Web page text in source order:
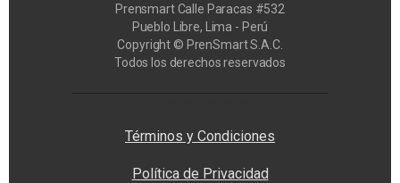
Prensmart Calle Paracas #532
Pueblo Libre, Lima - Perú
Copyright © PrenSmart S.A.C.
Todos los derechos reservados
Términos y Condiciones
Política de Privacidad